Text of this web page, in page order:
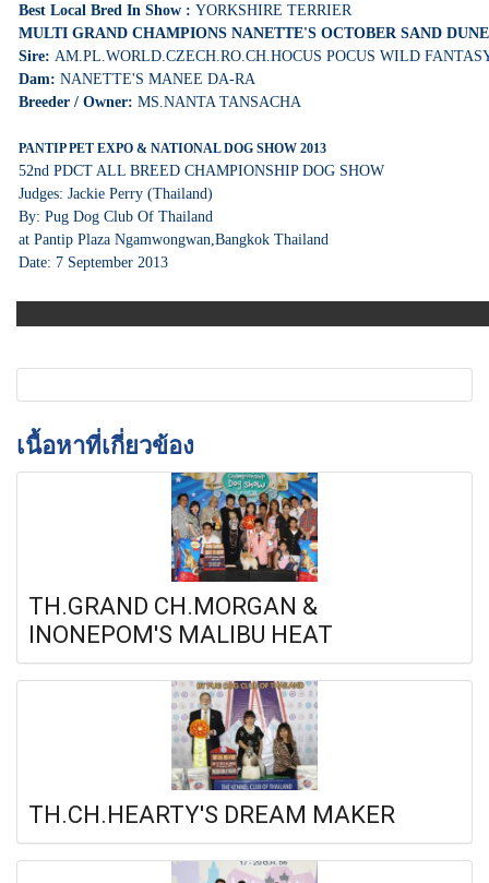
Best Local Bred In Show : YORKSHIRE TERRIER
MULTI GRAND CHAMPIONS NANETTE'S OCTOBER SAND DUNE
Sire: AM.PL.WORLD.CZECH.RO.CH.HOCUS POCUS WILD
Dam: NANETTE'S MANEE DA-RA
Breeder / Owner: MS.NANTA TANSACHA
PANTIP PET EXPO & NATIONAL DOG SHOW 2013
52nd PDCT ALL BREED CHAMPIONSHIP DOG SHOW
Judges: Jackie Perry (Thailand)
By: Pug Dog Club Of Thailand
at Pantip Plaza Ngamwongwan,Bangkok Thailand
Date: 7 September 2013
เนื้อหาที่เกี่ยวข้อง
TH.GRAND CH.MORGAN &
INONEPOM'S MALIBU HEAT
TH.CH.HEARTY'S DREAM MAKER